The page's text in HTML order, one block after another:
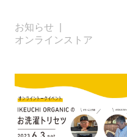
お知らせ
オンラインストア